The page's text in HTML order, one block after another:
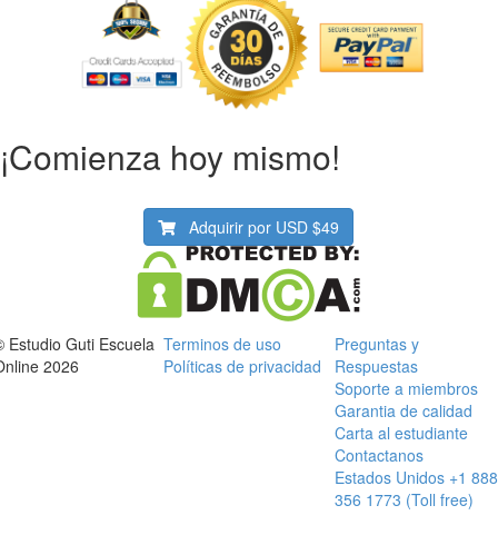
¡Comienza hoy mismo!
Adquirir por USD$49
Estudio Guti Escuela
2026
Terminos de uso
Políticas de privacidad
Preguntas y
Respuestas
Soporte a miembros
Garantia de calidad
Carta al estudiante
Contactanos
Estados Unidos +1 888
356 1773 (Toll free)